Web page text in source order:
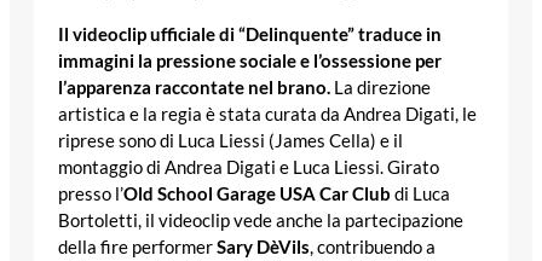
Il videoclip ufficiale di “Delinquente” traduce in
immagini la pressione sociale e l’ossessione per
l’apparenza raccontate nel brano. La direzione
artistica e la regia è stata curata da Andrea Digati, le
riprese sono di Luca Liessi (James Cella) e il
montaggio di Andrea Digati e Luca Liessi. Girato
presso l’Old School Garage USA Car Club di Luca
Bortoletti, il videoclip vede anche la partecipazione
della fire performerSary DèVils, contribuendo a